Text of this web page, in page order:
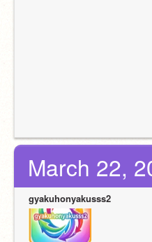
March 22,
gyakuhonyakusss2